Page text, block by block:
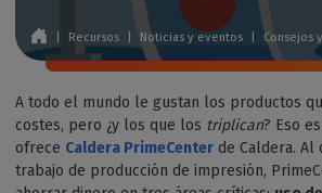
Recursos Noticias y eventos Consejos
A todo el mundo le gustan los productos
costes, pero ¿y los que los triplican? Eso
ofrece Caldera PrimeCenter de Caldera. Al
trabajo de producción de impresión,